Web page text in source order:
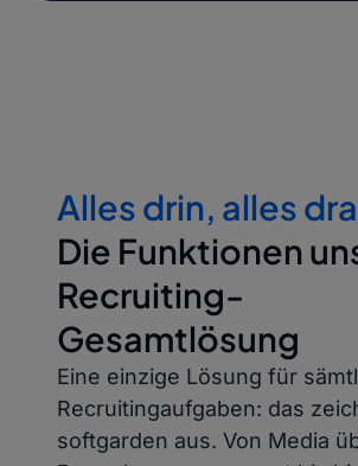
Alles drin, alles
Die Funktionen
Recruiting-
Gesamtlösung
Eine einzige Lösung für
Recruitingaufgaben: das
softgarden aus. Von Media